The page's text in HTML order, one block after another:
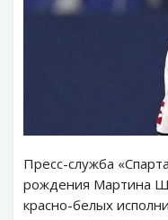
Пресс-служба
рождения Мартина
красно-белых